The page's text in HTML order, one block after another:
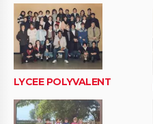
LYCEE POLYVALENT